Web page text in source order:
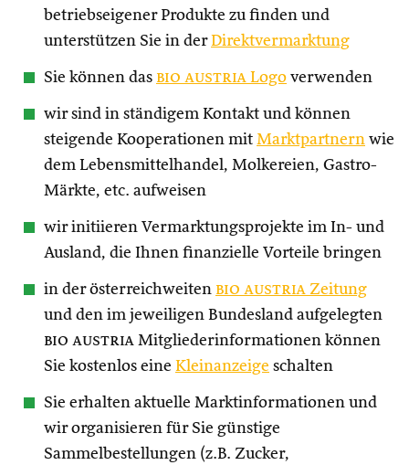
betriebseigener Produkte zu finden und
unterstützen Sie in derDirektvermarktung
Sie können das bio austria Logo verwenden
wir sind in ständigem Kontakt und können
steigende Kooperationen mit Marktpartnern wie
dem Lebensmittelhandel, Molkereien, Gastro-
Märkte, etc. aufweisen
wir initiieren Vermarktungsprojekte im In- und
Ausland, die Ihnen finanzielle Vorteile bringen
in der österreichweiten bio austria Zeitung
und den im jeweiligen Bundesland aufgelegten
bio austria Mitgliederinformationen können
Sie kostenlos eine Kleinanzeige schalten
Sie erhalten aktuelle Marktinformationen und
wir organisieren für Sie günstige
Sammelbestellungen (z.B. Zucker,